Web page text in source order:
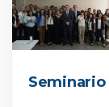
Seminario